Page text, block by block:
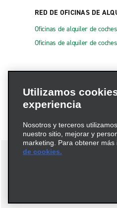
RED DE OFICINAS DE
Oficinas de alquiler de
Oficinas de alquiler de
Utilizamos
experiencia
Nosotros y terceros
nuestro sitio, mejorar y
marketing. Para obtener
de cookies.